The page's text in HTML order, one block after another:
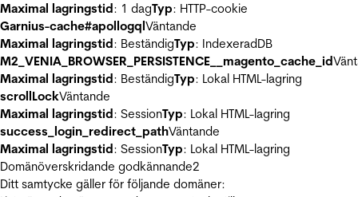
Maximal lagringstid: 1 dagTyp: HTTP-cookie
Garnius-cache#apollogqlVäntande
Maximal lagringstid: BeständigTyp: IndexeradDB
M2_VENIA_BROWSER_PERSISTENCE__magento_cache_id
Maximal lagringstid: BeständigTyp: Lokal HTML-lagring
scrollLockVäntande
Maximal lagringstid: SessionTyp: Lokal HTML-lagring
success_login_redirect_pathVäntande
Maximal lagringstid: SessionTyp: Lokal HTML-lagring
Domänöverskridande godkännande2
Ditt samtycke gäller för följande domäner: